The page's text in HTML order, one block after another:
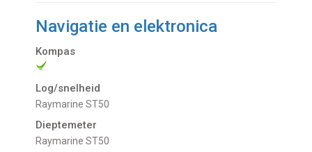
Navigatie en elektronica
Kompas
Log/snelheid
Raymarine ST50
Dieptemeter
Raymarine ST50